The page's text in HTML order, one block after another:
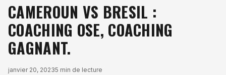
CAMEROUN VS BRESIL :
COACHING OSE, COACHING
GAGNANT.
janvier 20, 20235 min de lecture